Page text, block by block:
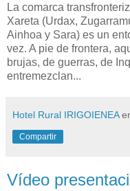
La comarca
Xareta (Urdax,
Ainhoa y Sara) es un
vez. A pie de frontera,
brujas, de guerras, de
entremezclan...
Hotel Rural IRIGOIENEA
Compartir
Vídeo